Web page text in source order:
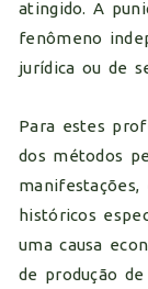
atingido. A
fenômeno
jurídica ou de
Para estes
dos métodos
manifestações,
históricos
uma causa
de produção